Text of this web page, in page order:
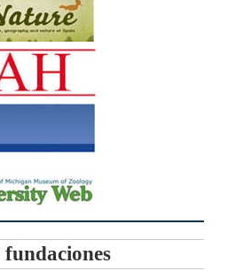
fundaciones